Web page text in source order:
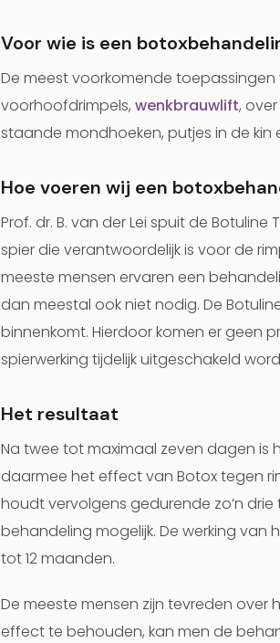
Voor wie is een
De meest voorkomende toepassingen
voorhoofdrimpels, wenkbrauwlift,
staande mondhoeken, putjes in de kin
Hoe voeren wij een
Prof. dr. B. van der Lei spuit de
spier die verantwoordelijk is voor de
meeste mensen ervaren een
dan meestal ook niet nodig. De
binnenkomt. Hierdoor komen er geen
spierwerking tijdelijk uitgeschakeld
Het resultaat
Na twee tot maximaal zeven dagen is
daarmee het effect van Botox tegen
houdt vervolgens gedurende zo’n
behandeling mogelijk. De werking
tot 12 maanden.
De meeste mensen zijn tevreden
effect te behouden, kan men de